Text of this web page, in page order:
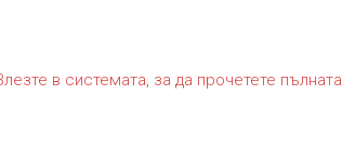
в системата, за да прочетете пълната